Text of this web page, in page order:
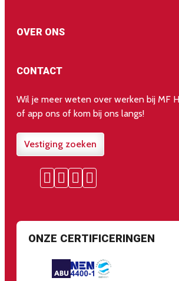
OVER ONS
CONTACT
Wil je meer weten over werken bij MF
of app ons of kom bij ons langs!
Vestiging zoeken
ONZE CERTIFICERINGEN